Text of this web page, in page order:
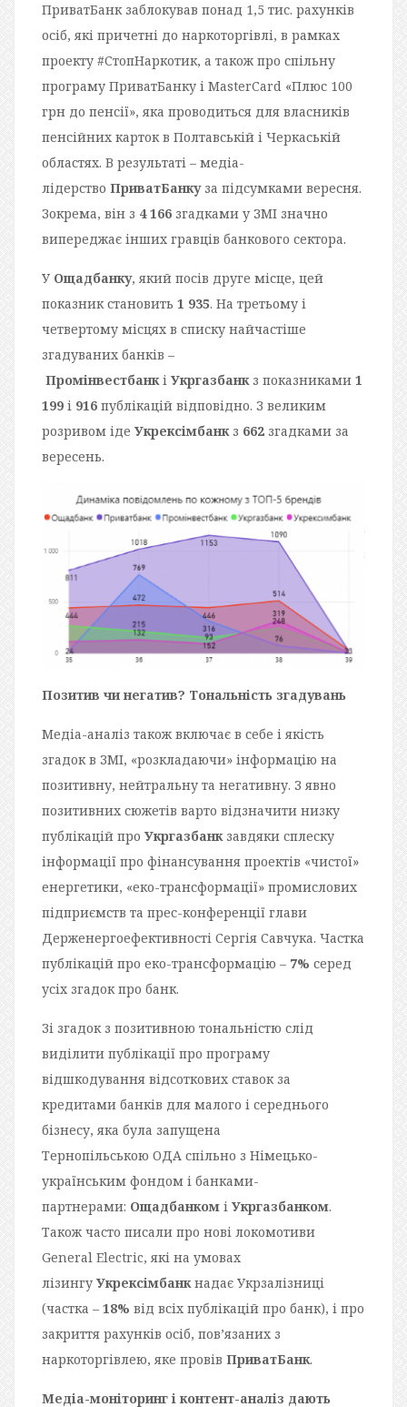
ПриватБанк заблокував понад 1,5 тис. рахунків
осіб, які причетні до наркоторгівлі, в рамках
проекту #СтопНаркотик, а також про спільну
програму ПриватБанку і MasterCard «Плюс 100
грн до пенсії», яка проводиться для власників
пенсійних карток в Полтавській і Черкаській
областях. В результаті – медіа-
лідерство ПриватБанкуза підсумками вересня.
Зокрема, він з 4 166 згадками у ЗМІ значно
випереджає інших гравців банкового сектора.
У Ощадбанку, який посів друге місце, цей
показник становить 1 935. На третьому і
четвертому місцях в списку найчастіше
згадуваних банків –
Промінвестбанкі Укргазбанкз показниками 1
199 і 916 публікацій відповідно. З великим
розривом іде Укрексімбанкз 662 згадками за
вересень.
Позитив чи негатив? Тональність згадувань
Медіа-аналіз також включає в себе і якість
згадок в ЗМІ, «розкладаючи» інформацію на
позитивну, нейтральну та негативну. З явно
позитивних сюжетів варто відзначити низку
публікацій про Укргазбанкзавдяки сплеску
інформації про фінансування проектів «чистої»
енергетики, «еко-трансформації» промислових
підприємств та прес-конференції глави
Держенергоефективності Сергія Савчука. Частка
публікацій про еко-трансформацію – 7% серед
усіх згадок про банк.
Зі згадок з позитивною тональністю слід
виділити публікації про програму
відшкодування відсоткових ставок за
кредитами банків для малого і середнього
бізнесу, яка була запущена
Тернопільською ОДА спільно з Німецько-
українським фондом і банками-
партнерами: Ощадбанком і Укргазбанком.
Також часто писали про нові локомотиви
General Electric, які на умовах
лізингу Укрексімбанкнадає Укрзалізниці
(частка – 18% від всіх публікацій про банк), і про
закриття рахунків осіб, пов’язаних з
наркоторгівлею, яке провів ПриватБанк.
Медіа-моніторинг і контент-аналіз дають